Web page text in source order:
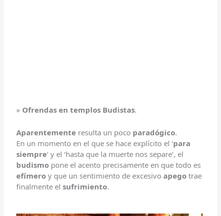
» Ofrendas en templos Budistas.
Aparentemente resulta un poco paradógico.
En un momento en el que se hace explícito el ‘para
siempre‘ y el ‘hasta que la muerte nos separe’, el
budismo pone el acento precisamente en que todo es
efímero y que un sentimiento de excesivoapego trae
finalmente elsufrimiento.